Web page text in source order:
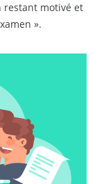
restant motivé et
».